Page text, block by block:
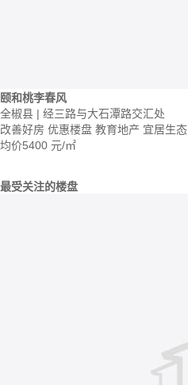
颐和桃李春风
全椒县 | 经三路与大石潭路交汇处
改善好房 优惠楼盘 教育地产 宜居生态
均价5400 元/㎡
最受关注的楼盘